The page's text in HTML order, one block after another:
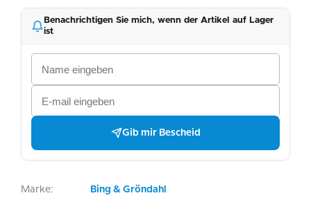
Benachrichtigen Sie mich, wenn der Artikel auf Lager
ist
Gib mir Bescheid
Marke: Bing & Gröndahl